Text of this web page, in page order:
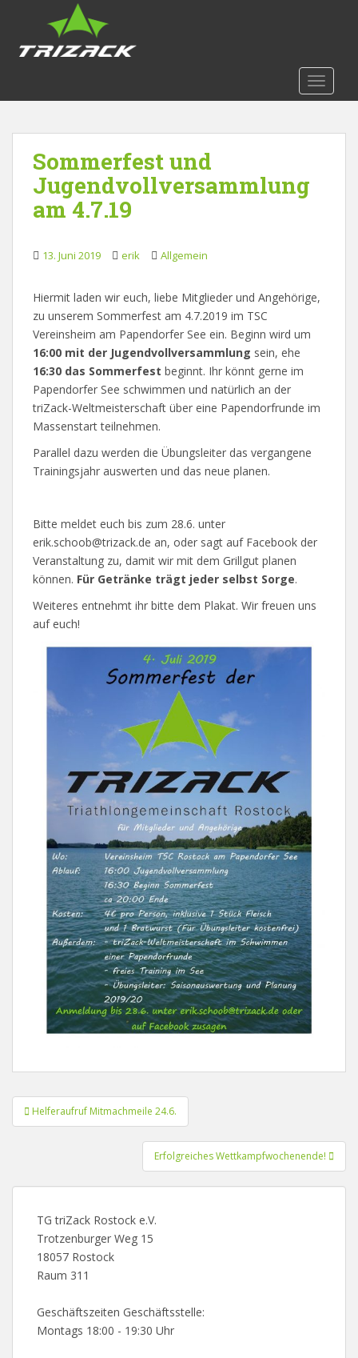
o
Sommerfest und
Jugendvollversammlung
am 4.7.19
13. Juni 2019 erik Allgemein
Hiermit laden wir euch, liebe Mitglieder und Angehörige,
zu unserem Sommerfest am 4.7.2019 im TSC
Vereinsheim am Papendorfer See ein. Beginn wird um
16:00 mit der Jugendvollversammlung sein, ehe
16:30 das Sommerfest beginnt. Ihr könnt gerne im
Papendorfer See schwimmen und natürlich an der
triZack-Weltmeisterschaft über eine Papendorfrunde im
Massenstart teilnehmen.
Parallel dazu werden die Übungsleiter das vergangene
Trainingsjahr auswerten und das neue planen.
Bitte meldet euch bis zum 28.6. unter
erik.schoob@trizack.de an, oder sagt auf Facebook der
Veranstaltung zu, damit wir mit dem Grillgut planen
können. Für Getränke trägt jeder selbst Sorge.
Weiteres entnehmt ihr bitte dem Plakat. Wir freuen uns
auf euch!
Beitragsnavigation
Helferaufruf Mitmachmeile 24.6.
Erfolgreiches Wettkampfwochenende!
TG triZack Rostock e.V.
Trotzenburger Weg 15
18057 Rostock
Raum 311
Geschäftszeiten Geschäftsstelle:
Montags 18:00 - 19:30 Uhr